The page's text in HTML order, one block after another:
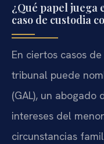
¿Qué papel juega
caso de custodia
En ciertos casos
tribunal puede
(GAL), un
intereses del
circunstancias